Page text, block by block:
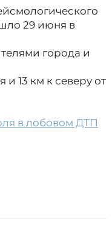
29 июня в
города и
и 13 км к северу от
в лобовом ДТП